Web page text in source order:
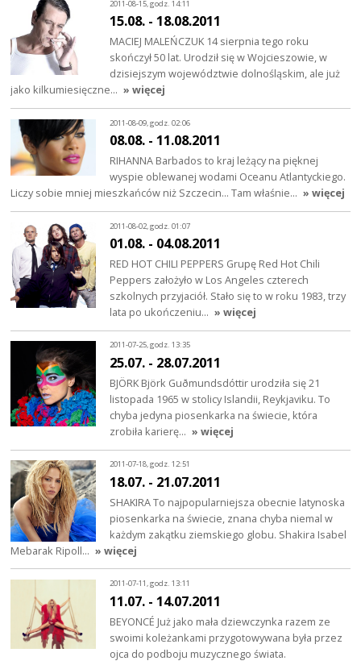
2011-08-15, godz. 14:11
15.08. - 18.08.2011
MACIEJ MALEŃCZUK 14 sierpnia tego roku
skończył 50 lat. Urodził się w Wojcieszowie, w
dzisiejszym województwie dolnośląskim, ale już
jako kilkumiesięczne… » więcej
2011-08-09, godz. 02:06
08.08. - 11.08.2011
RIHANNA Barbados to kraj leżący na pięknej
wyspie oblewanej wodami Oceanu Atlantyckiego.
Liczy sobie mniej mieszkańców niż Szczecin... Tam właśnie… » więcej
2011-08-02, godz. 01:07
01.08. - 04.08.2011
RED HOT CHILI PEPPERS Grupę Red Hot Chili
Peppers założyło w Los Angeles czterech
szkolnych przyjaciół. Stało się to w roku 1983, trzy
lata po ukończeniu… » więcej
2011-07-25, godz. 13:35
25.07. - 28.07.2011
BJÖRK Björk Guðmundsdóttir urodziła się 21
listopada 1965 w stolicy Islandii, Reykjaviku. To
chyba jedyna piosenkarka na świecie, która
zrobiła karierę… » więcej
2011-07-18, godz. 12:51
18.07. - 21.07.2011
SHAKIRA To najpopularniejsza obecnie latynoska
piosenkarka na świecie, znana chyba niemal w
każdym zakątku ziemskiego globu. Shakira Isabel
Mebarak Ripoll… » więcej
2011-07-11, godz. 13:11
11.07. - 14.07.2011
BEYONCÉ Już jako mała dziewczynka razem ze
swoimi koleżankami przygotowywana była przez
ojca do podboju muzycznego świata.